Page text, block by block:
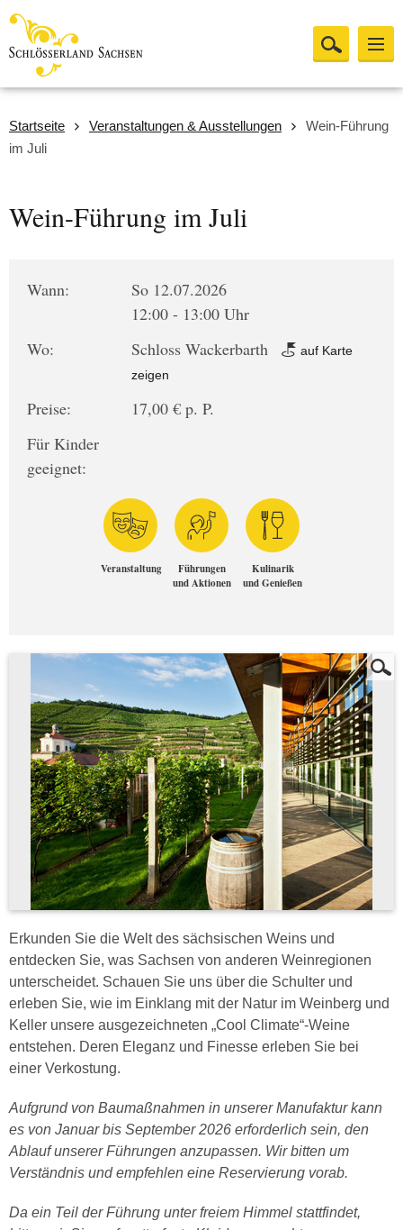
Startseite Veranstaltungen & Ausstellungen
Wein-Führung
im Juli
Wein-Führung im Juli
Wann:
So 12.07.2026
12:00 - 13:00 Uhr
Wo:
Schloss Wackerbarth
auf Karte
zeigen
Preise:
17,00 € p. P.
Für Kinder
geeignet:
Veranstaltung
Führungen
und Aktionen
Kulinarik
und Genießen
Erkunden Sie die Welt des sächsischen Weins und
entdecken Sie, was Sachsen von anderen Weinregionen
unterscheidet. Schauen Sie uns über die Schulter und
erleben Sie, wie im Einklang mit der Natur im Weinberg und
Keller unsere ausgezeichneten „Cool Climate“-Weine
entstehen. Deren Eleganz und Finesse erleben Sie bei
einer Verkostung.
Aufgrund von Baumaßnahmen in unserer Manufaktur kann
es von Januar bis September 2026 erforderlich sein, den
Ablauf unserer Führungen anzupassen. Wir bitten um
Verständnis und empfehlen eine Reservierung vorab.
Da ein Teil der Führung unter freiem Himmel stattfindet,